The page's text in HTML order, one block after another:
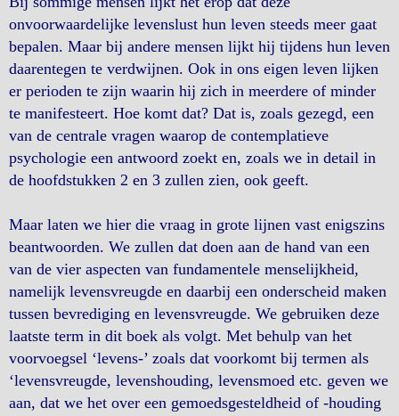
onvoorwaardelijke levenslust hun leven steeds meer gaat
bepalen. Maar bij andere mensen lijkt hij tijdens hun leven
daarentegen te verdwijnen. Ook in ons eigen leven lijken
er perioden te zijn waarin hij zich in meerdere of minder
te manifesteert. Hoe komt dat? Dat is, zoals gezegd, een
van de centrale vragen waarop de contemplatieve
psychologie een antwoord zoekt en, zoals we in detail in
de hoofdstukken 2 en 3 zullen zien, ook geeft.
Maar laten we hier die vraag in grote lijnen vast enigszins
beantwoorden. We zullen dat doen aan de hand van een
van de vier aspecten van fundamentele menselijkheid,
namelijk levensvreugde en daarbij een onderscheid maken
tussen bevrediging en levensvreugde. We gebruiken deze
laatste term in dit boek als volgt. Met behulp van het
voorvoegsel ‘levens-’ zoals dat voorkomt bij termen als
‘levensvreugde, levenshouding, levensmoed etc. geven we
aan, dat we het over een gemoedsgesteldheid of -houding